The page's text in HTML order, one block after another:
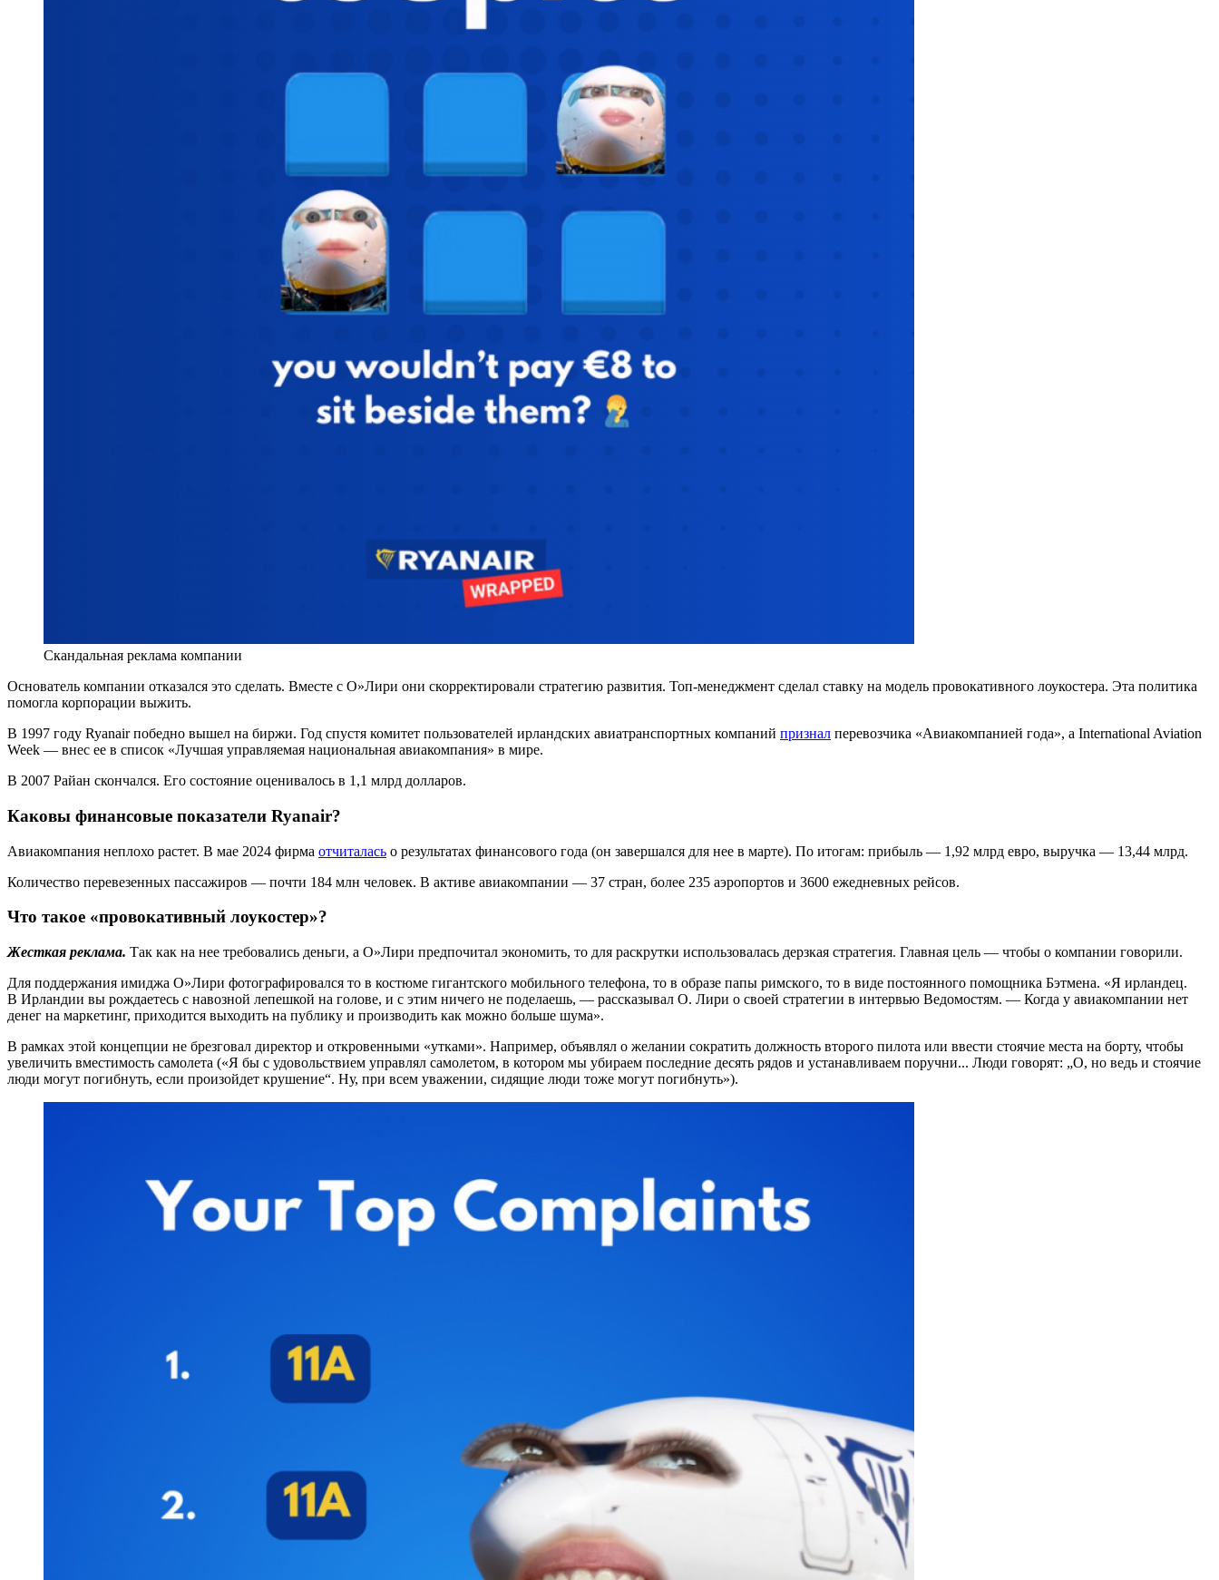
Скандальная реклама компании
Основатель компании отказался это сделать. Вместе с О»Лири они скорректировали стратегию развития. Топ‑менеджмент сделал ставку на модель провокативного лоукостера. Эта политика
помогла корпорации выжить.
В 1997 году Ryanair победно вышел на биржи. Год спустя комитет пользователей ирландских авиатранспортных компаний признал перевозчика «Авиакомпанией года», а International Aviation
Week — внес ее в список «Лучшая управляемая национальная авиакомпания» в мире.
В 2007 Райан скончался. Его состояние оценивалось в 1,1 млрд долларов.
Каковы финансовые показатели Ryanair?
Авиакомпания неплохо растет. В мае 2024 фирма отчиталась о результатах финансового года (он завершался для нее в марте). По итогам: прибыль — 1,92 млрд евро, выручка — 13,44 млрд.
Количество перевезенных пассажиров — почти 184 млн человек. В активе авиакомпании — 37 стран, более 235 аэропортов и 3600 ежедневных рейсов.
Что такое «провокативный лоукостер»?
Жесткая реклама. Так как на нее требовались деньги, а О»Лири предпочитал экономить, то для раскрутки использовалась дерзкая стратегия. Главная цель — чтобы о компании говорили.
Для поддержания имиджа О»Лири фотографировался то в костюме гигантского мобильного телефона, то в образе папы римского, то в виде постоянного помощника Бэтмена. «Я ирландец.
В Ирландии вы рождаетесь с навозной лепешкой на голове, и с этим ничего не поделаешь, — рассказывал О. Лири о своей стратегии в интервью Ведомостям. — Когда у авиакомпании нет
денег на маркетинг, приходится выходить на публику и производить как можно больше шума».
В рамках этой концепции не брезговал директор и откровенными «утками». Например, объявлял о желании сократить должность второго пилота или ввести стоячие места на борту, чтобы
увеличить вместимость самолета («Я бы с удовольствием управлял самолетом, в котором мы убираем последние десять рядов и устанавливаем поручни... Люди говорят: „О, но ведь и стоячие
люди могут погибнуть, если произойдет крушение“. Ну, при всем уважении, сидящие люди тоже могут погибнуть»).